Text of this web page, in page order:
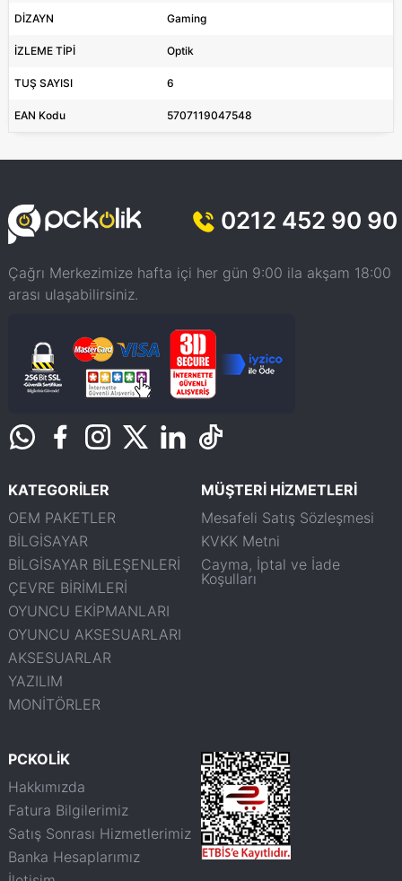
DİZAYN Gaming
İZLEME TİPİ Optik
TUŞ SAYISI 6
EAN Kodu 5707119047548
0212 452 90 90
Çağrı Merkezimize hafta içi her gün 9:00 ila akşam 18:00
arası ulaşabilirsiniz.
KATEGORİLER
OEM PAKETLER
BİLGİSAYAR
BİLGİSAYAR BİLEŞENLERİ
ÇEVRE BİRİMLERİ
OYUNCU EKİPMANLARI
OYUNCU AKSESUARLARI
AKSESUARLAR
YAZILIM
MONİTÖRLER
MÜŞTERİ HİZMETLERİ
Mesafeli Satış Sözleşmesi
KVKK Metni
Cayma, İptal ve İade
Koşulları
PCKOLİK
Hakkımızda
Fatura Bilgilerimiz
Satış Sonrası Hizmetlerimiz
Banka Hesaplarımız